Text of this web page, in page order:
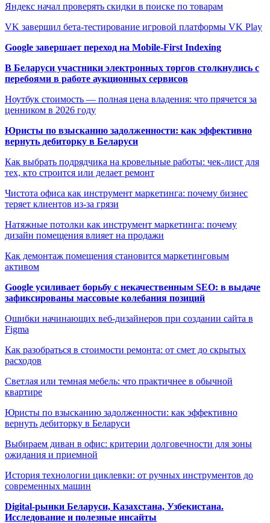
Яндекс начал проверять скидки в поиске по товарам
VK завершил бета-тестирование игровой платформы VK Play
Google завершает переход на Mobile-First Indexing
В Беларуси участники электронных торгов столкнулись с
перебоями в работе аукционных сервисов
Ноутбук стоимость — полная цена владения: что прячется за
ценником в 2026 году
Юристы по взысканию задолженности: как эффективно
вернуть дебиторку в Беларуси
Как выбрать подрядчика на кровельные работы: чек-лист для
тех, кто строится или делает ремонт
Чистота офиса как инструмент маркетинга: почему бизнес
теряет клиентов из-за грязи
Натяжные потолки как инструмент маркетинга: почему
дизайн помещения влияет на продажи
Как демонтаж помещения становится маркетинговым
активом
Google усиливает борьбу с некачественным SEO: в выдаче
зафиксированы массовые колебания позиций
Ошибки начинающих веб-дизайнеров при создании сайта в
Figma
Как разобраться в стоимости ремонта: от смет до скрытых
расходов
Светлая или темная мебель: что практичнее в обычной
квартире
Юристы по взысканию задолженности: как эффективно
вернуть дебиторку в Беларуси
Выбираем диван в офис: критерии долговечности для зоны
ожидания и приемной
История технологии циклевки: от ручных инструментов до
современных машин
Digital-рынки Беларуси, Казахстана, Узбекистана.
Исследование и полезные инсайты